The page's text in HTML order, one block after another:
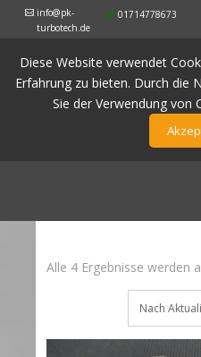
info@pk-
turbotech.de
Diese Website verwendet
Erfahrung zu bieten. Durch die
Sie der Verwendung von
01714778673
Alle 4 Ergebnisse werden